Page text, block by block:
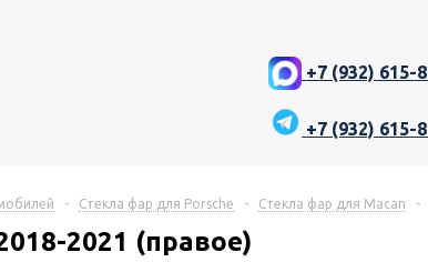
+7 (932) 615-
+7 (932) 615-
- Стекла фар для Porsche - Стекла фар для Macan -
2021 (правое)